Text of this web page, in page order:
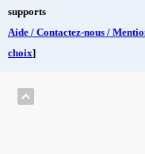
supports
Aide / Contactez-nous /
choix]